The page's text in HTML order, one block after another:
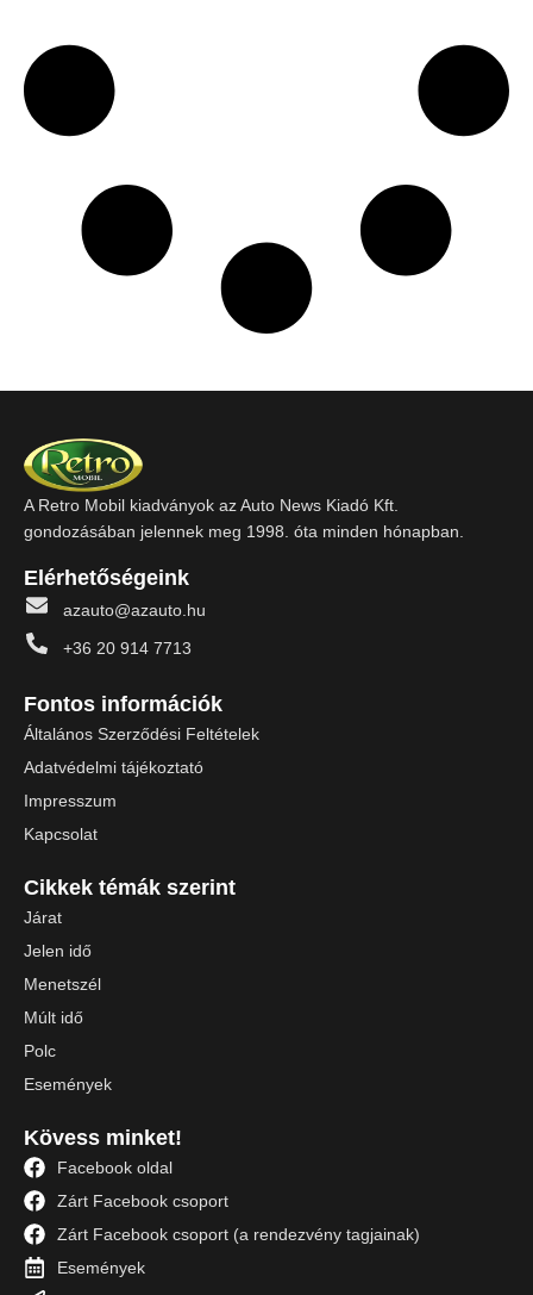
A Retro Mobil kiadványok az Auto News Kiadó Kft.
gondozásában jelennek meg 1998. óta minden hónapban.
Elérhetőségeink
azauto@azauto.hu
+36 20 914 7713
Fontos információk
Általános Szerződési Feltételek
Adatvédelmi tájékoztató
Impresszum
Kapcsolat
Cikkek témák szerint
Járat
Jelen idő
Menetszél
Múlt idő
Polc
Események
Kövess minket!
Facebook oldal
Zárt Facebook csoport
Zárt Facebook csoport (a rendezvény tagjainak)
Események